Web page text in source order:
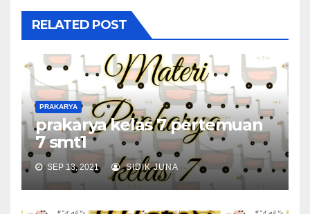
RELATED POST
PRAKARYA
prakarya kelas 7 pertemuan
7 smt1
SEP 13, 2021 SIDIK JUNA